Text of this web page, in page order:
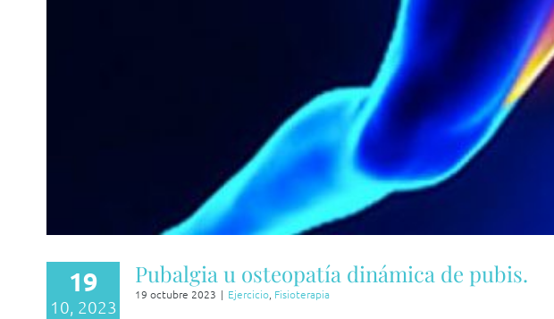
19
10, 2023
Pubalgia u osteopatía dinámica de pubis.
19 octubre 2023 | Ejercicio Fisioterapia